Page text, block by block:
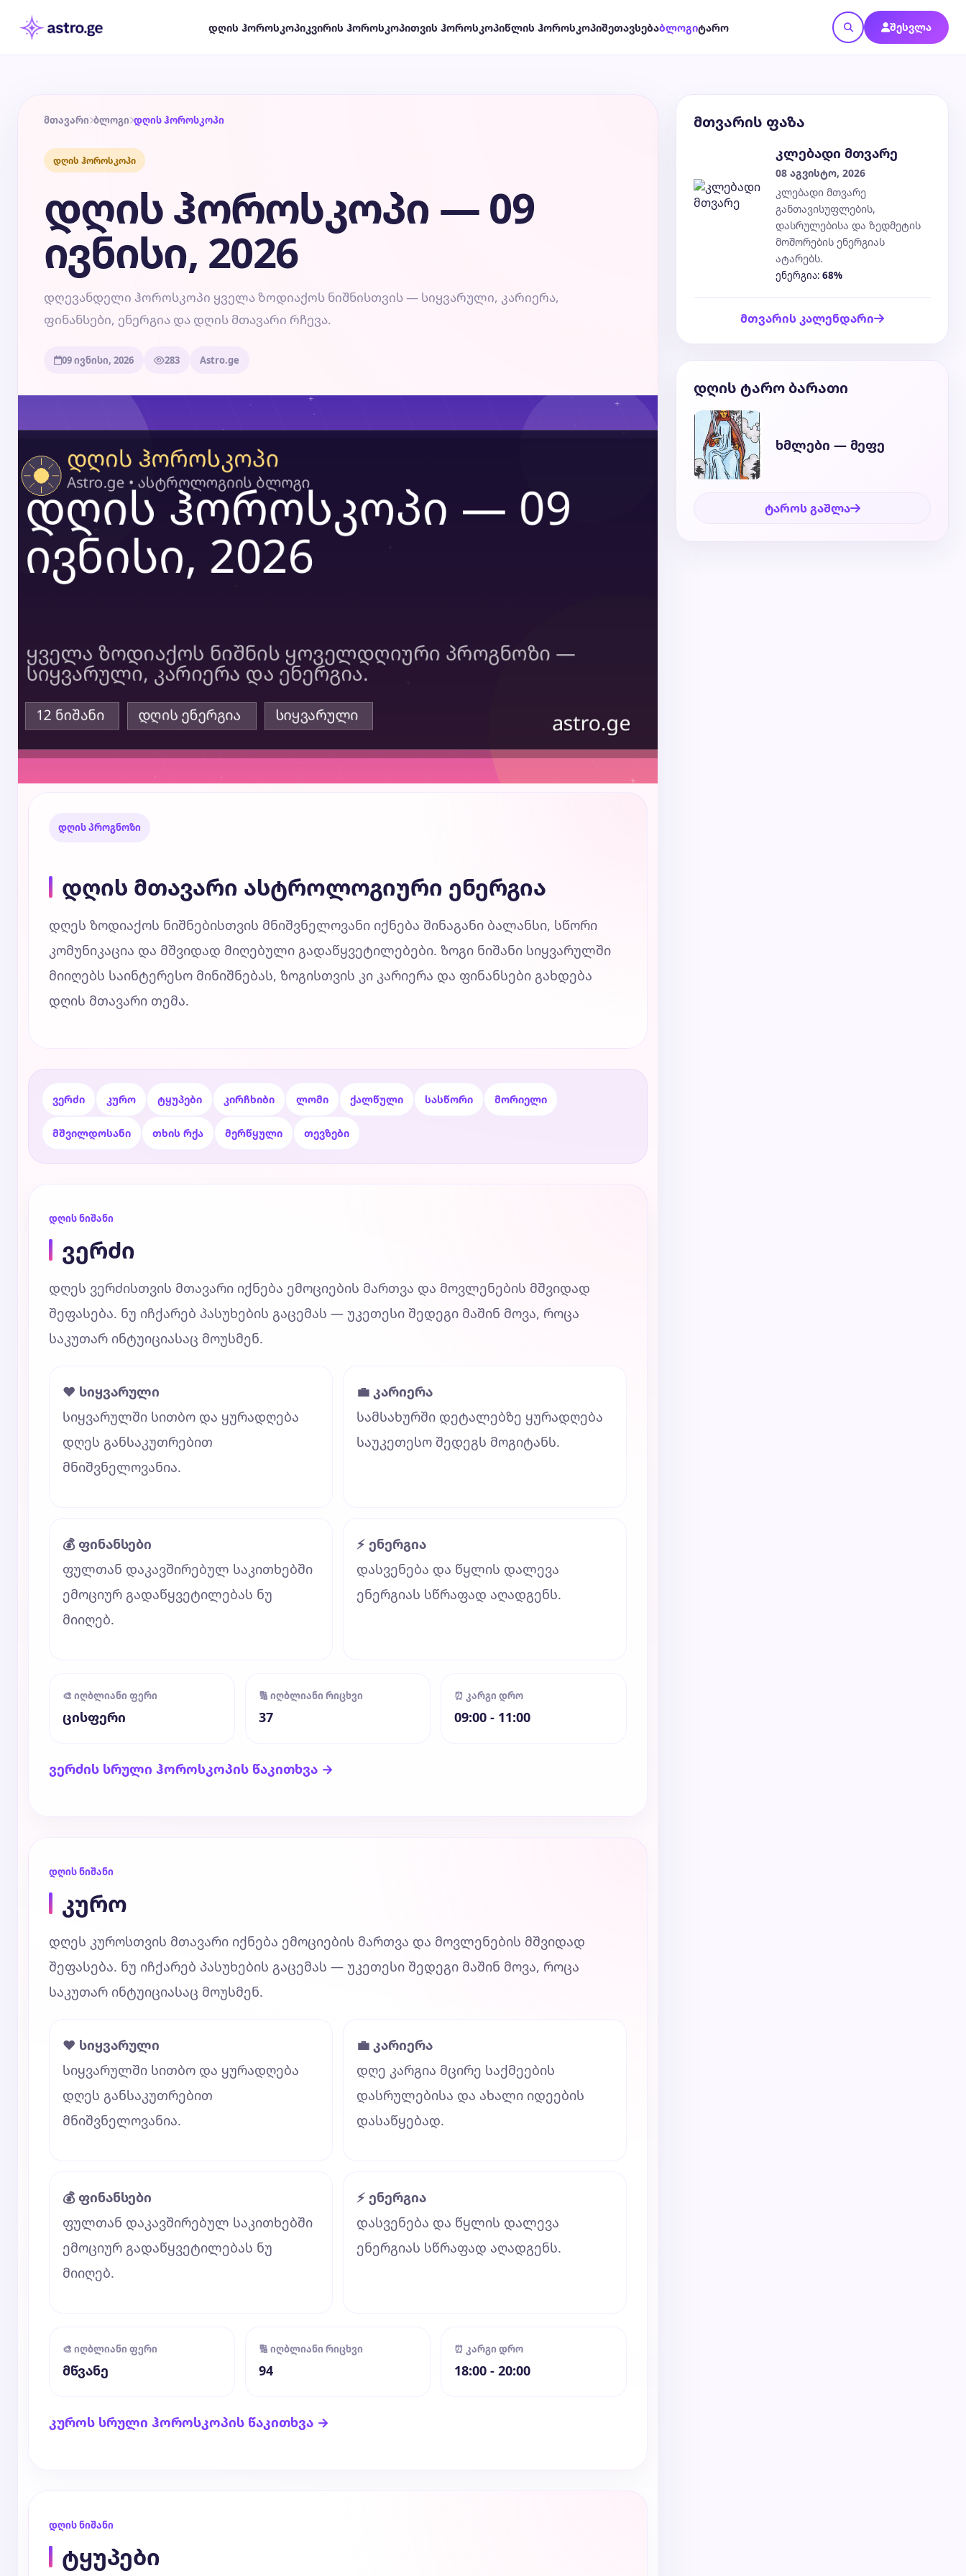
დღის ჰოროსკოპიკვირის ჰოროსკოპითვის ჰოროსკოპიწლის ჰოროსკოპიშეთავსებაბლოგიტარო შესვლა
მთავარი ბლოგი დღის ჰოროსკოპი
დღის ჰოროსკოპი
დღის ჰოროსკოპი — 09
ივნისი, 2026
დღევანდელი ჰოროსკოპი ყველა ზოდიაქოს ნიშნისთვის — სიყვარული, კარიერა,
ფინანსები, ენერგია და დღის მთავარი რჩევა.
09 ივნისი, 2026 283 Astro.ge
დღის პროგნოზი
დღის მთავარი ასტროლოგიური ენერგია
დღეს ზოდიაქოს ნიშნებისთვის მნიშვნელოვანი იქნება შინაგანი ბალანსი, სწორი
კომუნიკაცია და მშვიდად მიღებული გადაწყვეტილებები. ზოგი ნიშანი სიყვარულში
მიიღებს საინტერესო მინიშნებას, ზოგისთვის კი კარიერა და ფინანსები გახდება
დღის მთავარი თემა.
ვერძი კურო ტყუპები კირჩხიბი ლომი ქალწული სასწორი მორიელი
მშვილდოსანი თხის რქა მერწყული თევზები
დღის ნიშანი
ვერძი
დღეს ვერძისთვის მთავარი იქნება ემოციების მართვა და მოვლენების მშვიდად
შეფასება. ნუ იჩქარებ პასუხების გაცემას — უკეთესი შედეგი მაშინ მოვა, როცა
საკუთარ ინტუიციასაც მოუსმენ.
❤️ სიყვარული
სიყვარულში სითბო და ყურადღება
დღეს განსაკუთრებით
მნიშვნელოვანია.
💼 კარიერა
სამსახურში დეტალებზე ყურადღება
საუკეთესო შედეგს მოგიტანს.
💰 ფინანსები
ფულთან დაკავშირებულ საკითხებში
ემოციურ გადაწყვეტილებას ნუ
მიიღებ.
⚡ ენერგია
დასვენება და წყლის დალევა
ენერგიას სწრაფად აღადგენს.
🎨 იღბლიანი ფერი
ცისფერი
🔢 იღბლიანი რიცხვი
37
⏰ კარგი დრო
09:00 - 11:00
ვერძის სრული ჰოროსკოპის წაკითხვა →
დღის ნიშანი
კურო
დღეს კუროსთვის მთავარი იქნება ემოციების მართვა და მოვლენების მშვიდად
შეფასება. ნუ იჩქარებ პასუხების გაცემას — უკეთესი შედეგი მაშინ მოვა, როცა
საკუთარ ინტუიციასაც მოუსმენ.
❤️ სიყვარული
სიყვარულში სითბო და ყურადღება
დღეს განსაკუთრებით
მნიშვნელოვანია.
💼 კარიერა
დღე კარგია მცირე საქმეების
დასრულებისა და ახალი იდეების
დასაწყებად.
💰 ფინანსები
ფულთან დაკავშირებულ საკითხებში
ემოციურ გადაწყვეტილებას ნუ
მიიღებ.
⚡ ენერგია
დასვენება და წყლის დალევა
ენერგიას სწრაფად აღადგენს.
🎨 იღბლიანი ფერი
მწვანე
🔢 იღბლიანი რიცხვი
94
⏰ კარგი დრო
18:00 - 20:00
კუროს სრული ჰოროსკოპის წაკითხვა →
დღის ნიშანი
ტყუპები
მთვარის ფაზა
კლებადი მთვარე
08 აგვისტო, 2026
კლებადი მთვარე
განთავისუფლების,
დასრულებისა და ზედმეტის
მოშორების ენერგიას
ატარებს.
ენერგია: 68%
მთვარის კალენდარი
დღის ტარო ბარათი
ხმლები — მეფე
ტაროს გაშლა